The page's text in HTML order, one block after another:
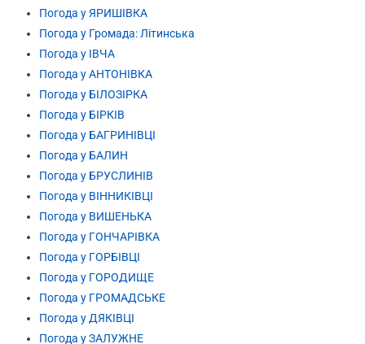
Погода у ЯРИШІВКА
Погода у Громада: Літинська
Погода у ІВЧА
Погода у АНТОНІВКА
Погода у БІЛОЗІРКА
Погода у БІРКІВ
Погода у БАГРИНІВЦІ
Погода у БАЛИН
Погода у БРУСЛИНІВ
Погода у ВІННИКІВЦІ
Погода у ВИШЕНЬКА
Погода у ГОНЧАРІВКА
Погода у ГОРБІВЦІ
Погода у ГОРОДИЩЕ
Погода у ГРОМАДСЬКЕ
Погода у ДЯКІВЦІ
Погода у ЗАЛУЖНЕ